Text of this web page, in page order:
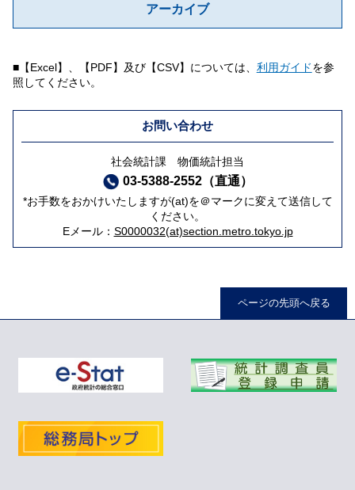
アーカイブ
■【Excel】、【PDF】及び【CSV】については、 利用ガイドを参
照してください。
お問い合わせ
社会統計課 物価統計担当
03-5388-2552（直通）
*お手数をおかけいたしますが(at)を＠マークに変えて送信して
ください。
Eメール： S0000032(at)section.metro.tokyo.jp
ページの先頭へ戻る